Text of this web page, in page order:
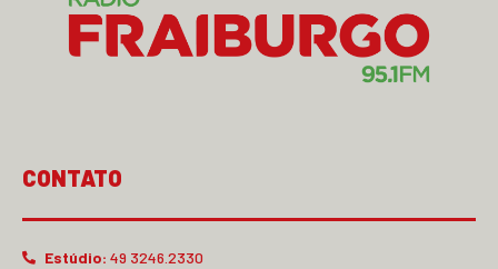
CONTATO
Estúdio: 49 3246.2330